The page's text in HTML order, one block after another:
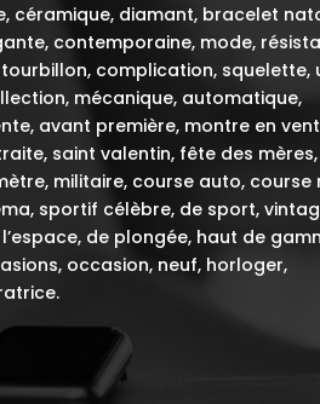
céramique, diamant, bracelet
contemporaine, mode,
complication, squelette,
mécanique, automatique,
avant première, montre en
saint valentin, fête des
militaire, course auto, course
sportif célèbre, de sport,
de plongée, haut de
occasion, neuf, horloger,